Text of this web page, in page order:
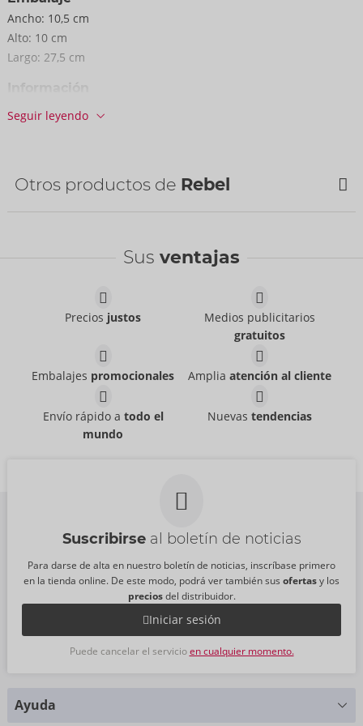
Ancho: 10,5 cm
Alto: 10 cm
Largo: 27,5 cm
Información
EE / caja de cartón:
Nº art.:
50066940000
País de fabricación: CN
Disponibilidad
Seguir leyendo
Otros productos de Rebel
Pulsating & Vibrating
Masturbator With
Opening & Closing
Ball Massager with
Perineum Stimulator
Sus ventajas
Precios justos
Medios publicitarios
gratuitos
Embalajes promocionales Ampliaatención al cliente
Envío rápido a todo el
mundo
Nuevastendencias
Suscribirseal boletín de noticias
Para darse de alta en nuestro boletín de noticias, inscríbase primero
en la tienda online. De este modo, podrá ver también sus ofertasy los
preciosdel distribuidor.
Iniciar sesión
Puede cancelar el servicioen cualquier momento.
Ayuda